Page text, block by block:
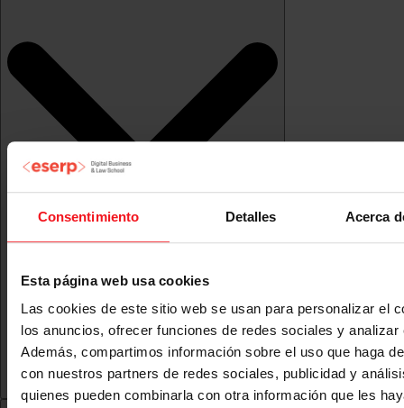
Consentimiento Detalles Acerca
Esta página web usa cookies
Las cookies de este sitio web se usan para personalizar el
los anuncios, ofrecer funciones de redes sociales y analizar
Además, compartimos información sobre el uso que haga
con nuestros partners de redes sociales, publicidad y
quienes pueden combinarla con otra información que les